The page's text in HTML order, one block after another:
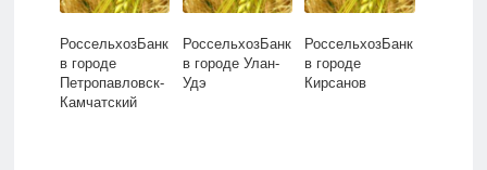
РоссельхозБанк
в городе
Петропавловск-
Камчатский
РоссельхозБанк
в городе Улан-
Удэ
РоссельхозБанк
в городе
Кирсанов